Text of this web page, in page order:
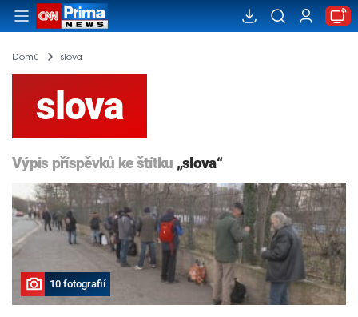
Domů slova
slova
Výpis příspěvků ke štítku „slova“
10 fotografií